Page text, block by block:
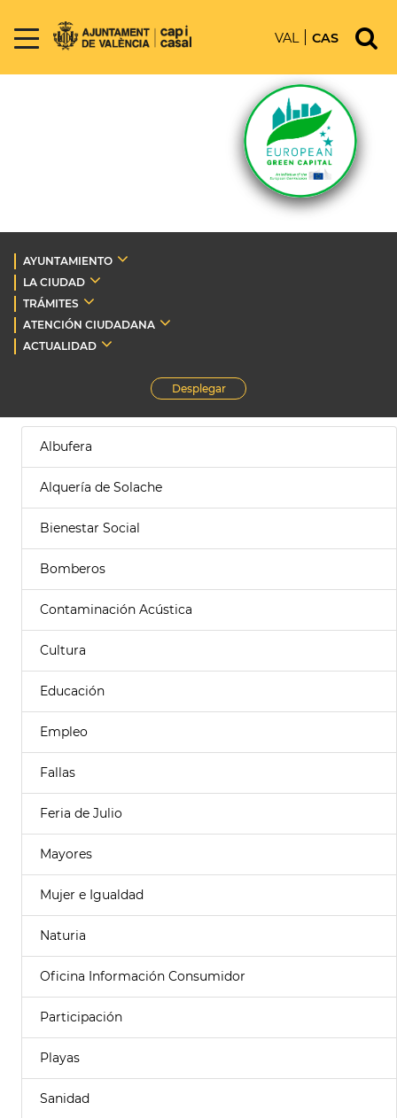
VAL CAS
AYUNTAMIENTO
LA CIUDAD
TRÁMITES
ATENCIÓN CIUDADANA
ACTUALIDAD
Desplegar
Albufera
Alquería de Solache
Bienestar Social
Bomberos
Contaminación Acústica
Cultura
Educación
Empleo
Fallas
Feria de Julio
Mayores
Mujer e Igualdad
Naturia
Oficina Información Consumidor
Participación
Playas
Sanidad